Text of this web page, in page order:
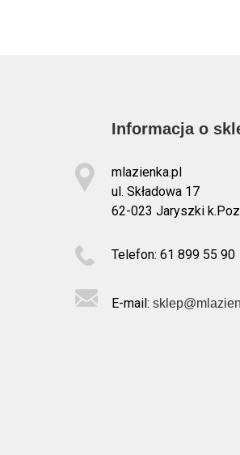
Informacja o
mlazienka.pl
ul. Składowa 17
62-023 Jaryszki
Telefon: 61 899 55 90
E-mail: